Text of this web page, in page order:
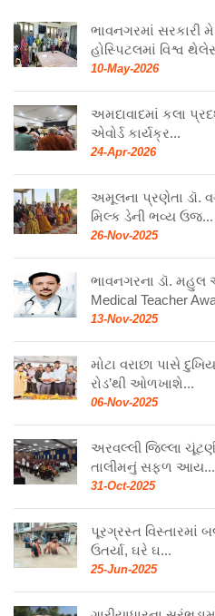
ભાવનગરમાં સરકારી
હોસ્પિટલમાં વિશ્વ
10-May-2026
અમદાવાદમાં કલા
એવોર્ડ કાર્યક્ર...
24-Apr-2026
અમૂલના પ્રણેતા ડૉ.
મિલ્ક ડેની ભવ્ય ઉજ...
26-Nov-2025
ભાવનગરના ડૉ. મહુલ
Medical Teacher
13-Nov-2025
મોટા વરાછા પાસે
રોડ’થી ઓળખાશે...
06-Nov-2025
અરવલ્લી જિલ્લા ચૂંટણી
તાલીમનું સફળ આય...
31-Oct-2025
પૂરગ્રસ્ત વિસ્તારમાં
ઉતર્યા, ઘરે ઘ...
25-Jun-2025